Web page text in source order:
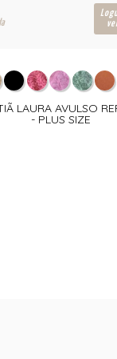
LAURA AVULSO
- PLUS SIZE